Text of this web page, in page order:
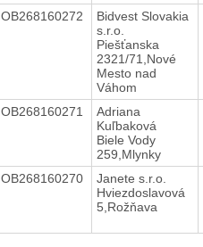
OB268160272
Bidvest Slovakia
s.r.o.
Piešťanska
2321/71,Nové
Mesto nad
Váhom
OB268160271
Adriana
Kuľbaková
Biele Vody
259,Mlynky
OB268160270
Janete s.r.o.
Hviezdoslavová
5,Rožňava